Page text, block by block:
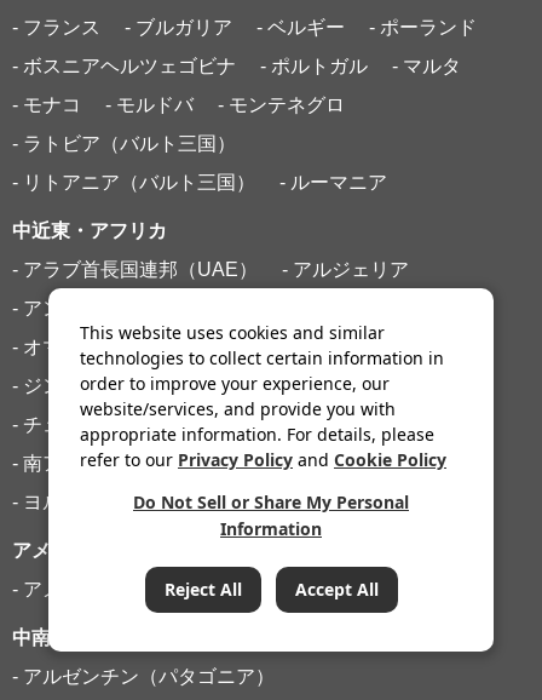
- フランス
- ブルガリア - ベルギー
- ポーランド
- ボスニアヘルツェゴビナ
- ポルトガル
- マルタ
- モナコ
- モルドバ
- モンテネグロ
- ラトビア（バルト三国）
- リトアニア（バルト三国）
- ルーマニア
中近東・アフリカ
- アラブ首長国連邦（UAE）
- アルジェリア
- アンゴラ
- オマーン
- ケニア - サウジアラビア
- ザンビア
- ジンバブエ
- セーシェル
- タンザニア
- チュニジア
- トルコ - ボツワナ
- マダガスカル
- 南アフリカ
- モーリシャス
- モロッコ
- ヨルダン
- レソト王国
アメリカ
- アメリカ（アラスカ）
- カナダ
中南米
- アルゼンチン（パタゴニア）
This website uses cookies and similar
technologies to collect certain information in
order to improve your experience, our
website/services, and provide you with
appropriate information. For details, please
refer to our Privacy Policy and Cookie Policy
Do Not Sell or Share My Personal
Information
Reject All Accept All